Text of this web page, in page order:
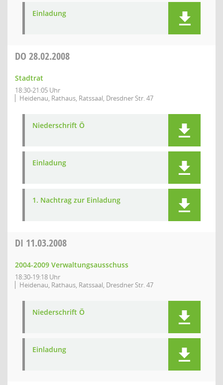
Einladung
DO 28.02.2008
Stadtrat
18:30-21:05 Uhr
Heidenau, Rathaus, Ratssaal, Dresdner Str. 47
Niederschrift Ö
Einladung
1. Nachtrag zur Einladung
DI 11.03.2008
2004-2009 Verwaltungsausschuss
18:30-19:18 Uhr
Heidenau, Rathaus, Ratssaal, Dresdner Str. 47
Niederschrift Ö
Einladung